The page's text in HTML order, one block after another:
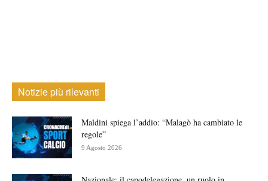
Notizie più rilevanti
Maldini spiega l’addio: “Malagò ha cambiato le
regole”
9 Agosto 2026